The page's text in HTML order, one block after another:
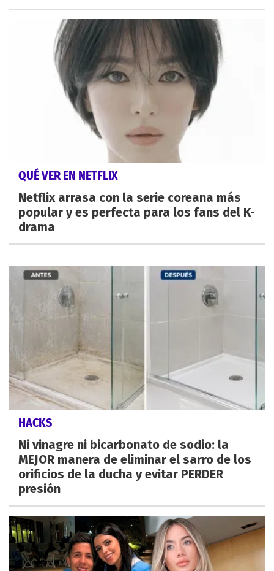
QUÉ VER EN NETFLIX
Netflix arrasa con la serie coreana más
popular y es perfecta para los fans del K-
drama
HACKS
Ni vinagre ni bicarbonato de sodio: la
MEJOR manera de eliminar el sarro de los
orificios de la ducha y evitar PERDER
presión